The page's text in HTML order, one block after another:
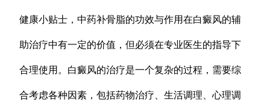
健康小贴士，中药补骨脂的功效与作用在白癜风的辅
助治疗中有一定的价值，但必须在专业医生的指导下
合理使用。白癜风的治疗是一个复杂的过程，需要综
合考虑各种因素，包括药物治疗、生活调理、心理调